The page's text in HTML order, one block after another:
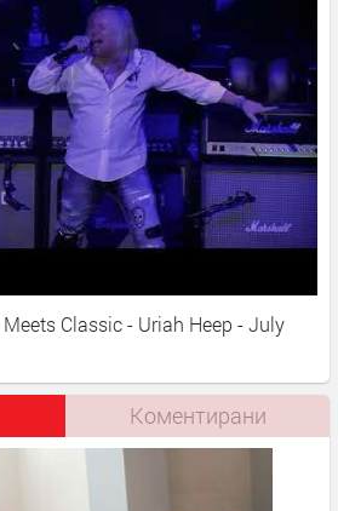
Classic - Uriah Heep - July
Коментирани